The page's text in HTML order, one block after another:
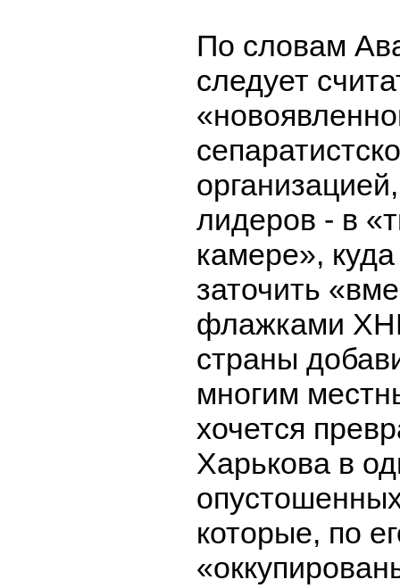
По словам
следует
лидеров - в
камере»,
заточить
флажками
страны
многим
хочется
Харькова в
которые, по